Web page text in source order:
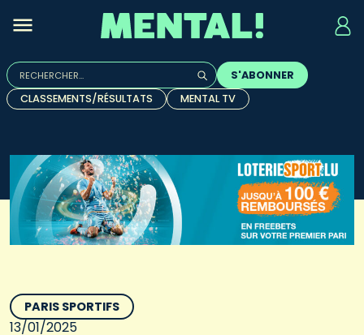
Rechercher :
Quand les résultats de l'auto-complétion sont
S'ABONNER
CLASSEMENTS/RÉSULTATS
MENTAL TV
PARIS SPORTIFS
13/01/2025